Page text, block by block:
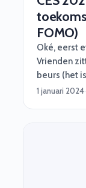
FOMO)
Oké, eerst
Vrienden
beurs (het
passen niet
wij hebben
gezet.
1 januari 2024·